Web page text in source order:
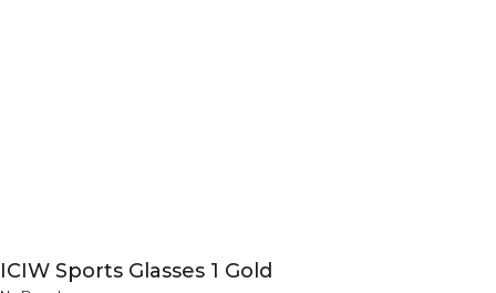
ICIW Sports Glasses 1 Gold